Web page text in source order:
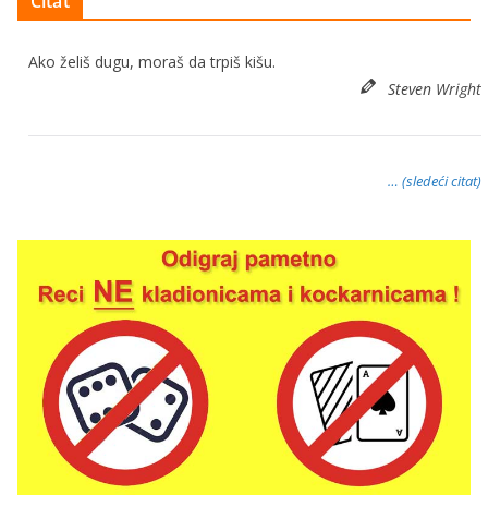
Ako želiš dugu, moraš da trpiš kišu.
Steven Wright
… (sledeći citat)